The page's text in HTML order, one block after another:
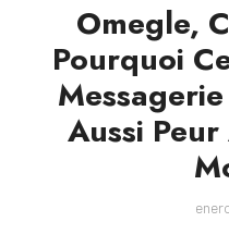
Omegle,
Pourquoi
Aussi